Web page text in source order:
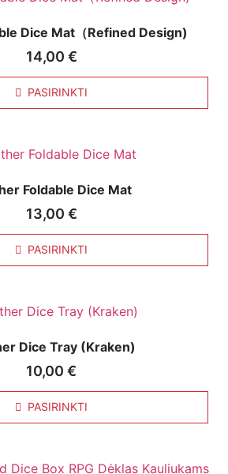
Dice Mat（Refined Design)
14,00 €
PASIRINKTI
Foldable Dice Mat
13,00 €
PASIRINKTI
Dice Tray (Kraken)
10,00 €
PASIRINKTI